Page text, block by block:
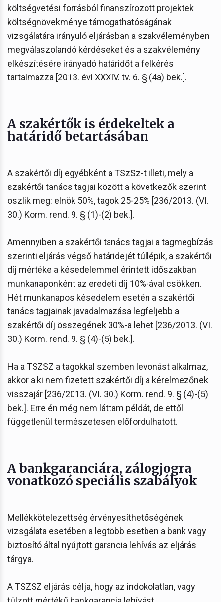
költségvetési forrásból finanszírozott projektek
költségnövekménye támogathatóságának
vizsgálatára irányuló eljárásban a szakvéleményben
megválaszolandó kérdéseket és a szakvélemény
elkészítésére irányadó határidőt a felkérés
tartalmazza [2013. évi XXXIV. tv. 6. § (4a) bek.].
A szakértők is érdekeltek a
határidő betartásában
A szakértői díj egyébként a TSzSz-t illeti, mely a
szakértői tanács tagjai között a következők szerint
oszlik meg: elnök 50%, tagok 25-25% [236/2013. (VI.
30.) Korm. rend. 9. § (1)-(2) bek.].
Amennyiben a szakértői tanács tagjai a tagmegbízás
szerinti eljárás végső határidejét túllépik, a szakértői
díj mértéke a késedelemmel érintett időszakban
munkanaponként az eredeti díj 10%-ával csökken.
Hét munkanapos késedelem esetén a szakértői
tanács tagjainak javadalmazása legfeljebb a
szakértői díj összegének 30%-a lehet [236/2013. (VI.
30.) Korm. rend. 9. § (4)-(5) bek.].
Ha a TSZSZ a tagokkal szemben levonást alkalmaz,
akkor a ki nem fizetett szakértői díj a kérelmezőnek
visszajár [236/2013. (VI. 30.) Korm. rend. 9. § (4)-(5)
bek.]. Erre én még nem láttam példát, de ettől
függetlenül természetesen előfordulhatott.
A bankgaranciára, zálogjogra
vonatkozó speciális szabályok
Mellékkötelezettség érvényesíthetőségének
vizsgálata esetében a legtöbb esetben a bank vagy
biztosító által nyújtott garancia lehívás az eljárás
tárgya.
A TSZSZ eljárás célja, hogy az indokolatlan, vagy